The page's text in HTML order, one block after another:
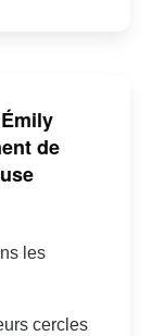
de
les
cercles